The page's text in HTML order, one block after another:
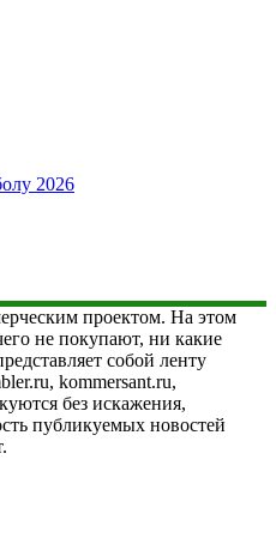
2026
проектом. На этом
не покупают, ни какие
собой ленту
kommersant.ru,
без искажения,
публикуемых новостей